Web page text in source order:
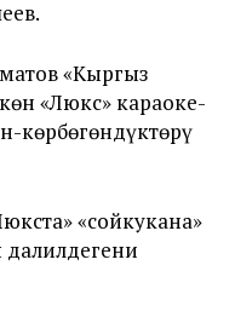
«Кыргыз
«Люкс» караоке-
көрбөгөндүктөрү
«сойкукана»
далилдегени